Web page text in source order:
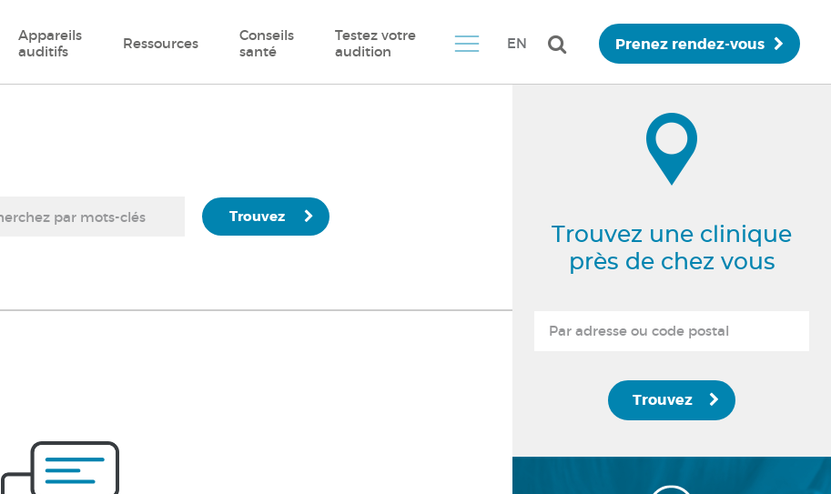
Appareils
auditifs
Ressources
Conseils
santé
Testez votre
audition
EN Prenez rendez-vous
Trouvez
Trouvez une clinique
près de chez vous
Trouvez